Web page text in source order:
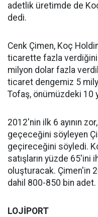
adetlik üretimde de
dedi.
Cenk Çimen, Koç
ticarette fazla verdiğini
milyon dolar fazla
ticaret dengemiz 5
Tofaş, önümüzdeki 10
2012'nin ilk 6 ayının
geçeceğini söyleyen
geçireceğini söyledi.
satışların yüzde 65'ini
oluşturacak. Çimen'in
dahil 800-850 bin adet.
LOJİPORT